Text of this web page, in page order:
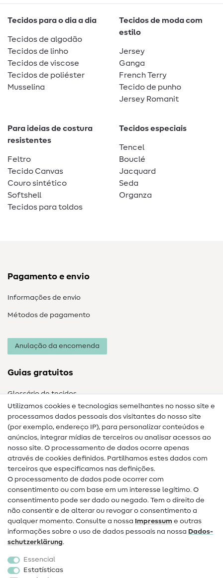
Tecidos para o dia a dia
Tecidos de algodão
Tecidos de linho
Tecidos de viscose
Tecidos de poliéster
Musselina
Tecidos de moda com
estilo
Jersey
Ganga
French Terry
Tecido de punho
Jersey Romanit
Para ideias de costura
resistentes
Feltro
Tecido Canvas
Couro sintético
Softshell
Tecidos para toldos
Tecidos especiais
Tencel
Bouclé
Jacquard
Seda
Organza
Pagamento e envio
Informações de envio
Métodos de pagamento
Anulação da encomenda
Guias gratuitos
Glossário de tecidos
Guias de costura
Ajuda e contacto
Contacto
Mudança de proprietário
Perguntas frequentes (FAQ)
Direito de cancelamento
Popular
Tecidos
Utilizamos cookies e tecnologias semelhantes no nosso site e
processamos dados pessoais dos visitantes do nosso site
(por exemplo, endereço IP), para personalizar conteúdos e
anúncios, integrar mídias de terceiros ou analisar acessos ao
nosso site. O processamento de dados ocorre apenas
através de cookies definidos. Partilhamos estes dados com
terceiros que especificamos nas definições.
O processamento de dados pode ocorrer com
consentimento ou com base em um interesse legítimo. O
consentimento pode ser dado ou negado. Tem o direito de
não consentir e de alterar ou revogar o consentimento a
qualquer momento. Consulte a nossa Impressum e outras
informações sobre o uso de dados pessoais na nossa Dados­
schutz­erklärung.
Essencial
Estatísticas